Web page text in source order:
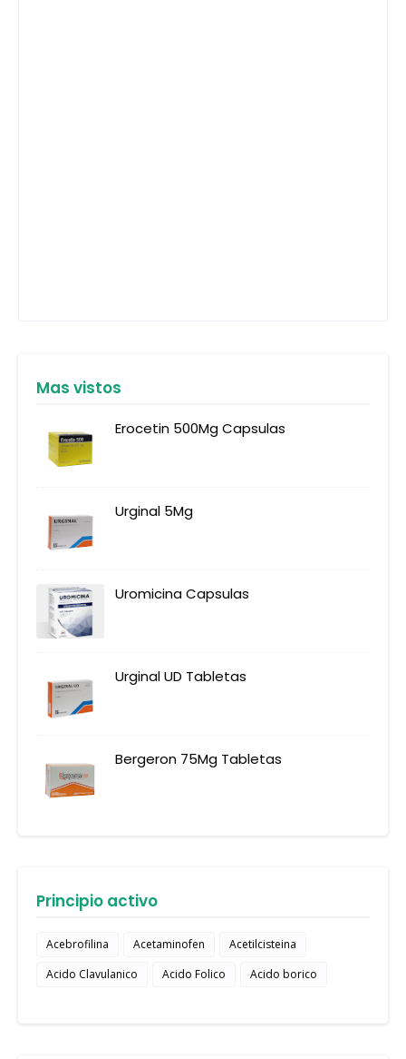
Mas vistos
Erocetin 500Mg Capsulas
Urginal 5Mg
Uromicina Capsulas
Urginal UD Tabletas
Bergeron 75Mg Tabletas
Principio activo
Acebrofilina Acetaminofen
Acetilcisteina
Acido Clavulanico
Acido Folico Acido borico